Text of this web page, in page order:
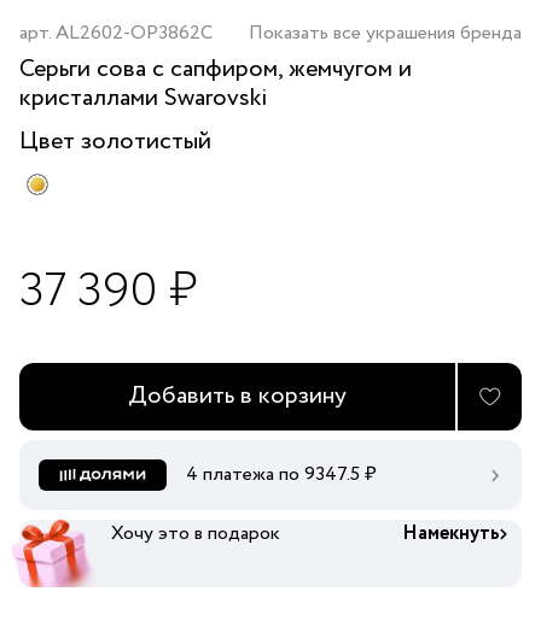
арт.AL2602-OP3862C Показать все украшения бренда
Серьги сова с сапфиром, жемчугом и
кристаллами Swarovski
Цвет золотистый
37 390 ₽
Добавить в корзину
4 платежа по 9347.5 ₽
Хочу это в подарок Намекнуть